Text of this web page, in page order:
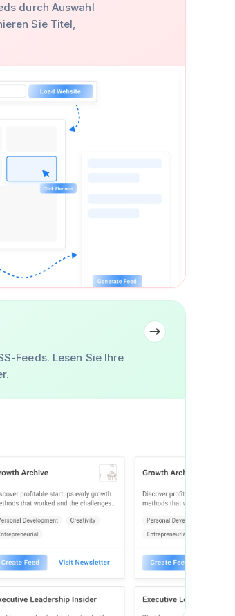
durch Auswahl
Sie Titel,
Feeds. Lesen Sie Ihre